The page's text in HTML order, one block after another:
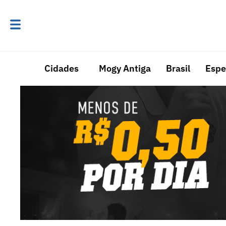
Cidades Mogy Antiga Brasil